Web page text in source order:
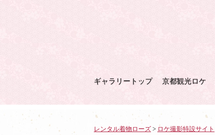
ギャラリートップ 京都観光ロケ
レンタル着物ローズ > ロケ撮影特設サイト